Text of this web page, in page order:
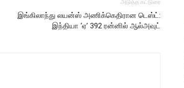
அடுத்த கட்டுரை
இங்கிலாந்து லயன்ஸ் அணிக்கெதிரான டெஸ்ட்:
இந்தியா ‘ஏ’ 392 ரன்னில் ஆல்அவுட்